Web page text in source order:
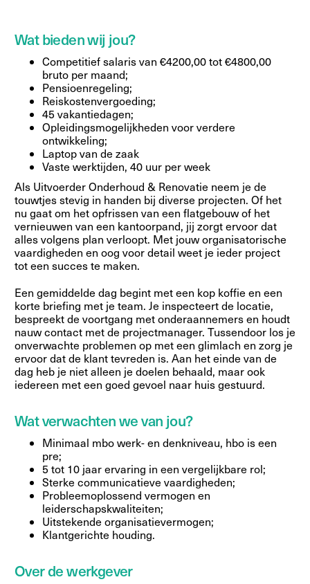
Wat bieden wij jou?
Competitief salaris van €4200,00 tot €4800,00
bruto per maand;
Pensioenregeling;
Reiskostenvergoeding;
45 vakantiedagen;
Opleidingsmogelijkheden voor verdere
ontwikkeling;
Laptop van de zaak
Vaste werktijden, 40 uur per week
Als Uitvoerder Onderhoud & Renovatie neem je de
touwtjes stevig in handen bij diverse projecten. Of het
nu gaat om het opfrissen van een flatgebouw of het
vernieuwen van een kantoorpand, jij zorgt ervoor dat
alles volgens plan verloopt. Met jouw organisatorische
vaardigheden en oog voor detail weet je ieder project
tot een succes te maken.
Een gemiddelde dag begint met een kop koffie en een
korte briefing met je team. Je inspecteert de locatie,
bespreekt de voortgang met onderaannemers en houdt
nauw contact met de projectmanager. Tussendoor los je
onverwachte problemen op met een glimlach en zorg je
ervoor dat de klant tevreden is. Aan het einde van de
dag heb je niet alleen je doelen behaald, maar ook
iedereen met een goed gevoel naar huis gestuurd.
Wat verwachten we van jou?
Minimaal mbo werk- en denkniveau, hbo is een
pre;
5 tot 10 jaar ervaring in een vergelijkbare rol;
Sterke communicatieve vaardigheden;
Probleemoplossend vermogen en
leiderschapskwaliteiten;
Uitstekende organisatievermogen;
Klantgerichte houding.
Over de werkgever